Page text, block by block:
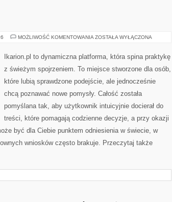
MOŻLIWOŚĆ KOMENTOWANIA HIPOTERAPIA
ZOSTAŁA WYŁĄCZONA
Ikarion.pl to dynamiczna platforma, która spina praktykę
z świeżym spojrzeniem. To miejsce stworzone dla osób,
które lubią sprawdzone podejście, ale jednocześnie
chcą poznawać nowe pomysły. Całość została
pomyślana tak, aby użytkownik intuicyjnie docierał do
treści, które pomagają codzienne decyzje, a przy okazji
być dla Ciebie punktem odniesienia w świecie, w
wniosków często brakuje. Przeczytaj także